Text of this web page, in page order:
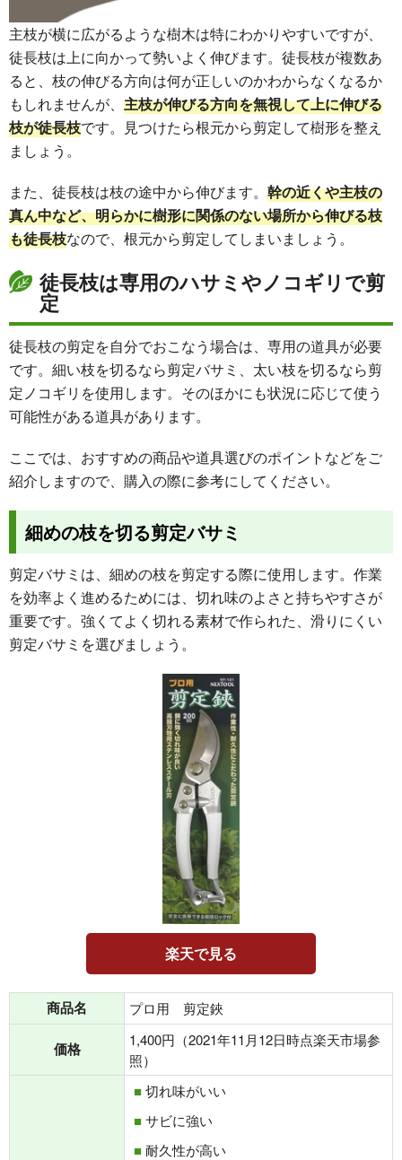
主枝が横に広がるような樹木は特にわかりやすいですが、
徒長枝は上に向かって勢いよく伸びます。徒長枝が複数あ
ると、枝の伸びる方向は何が正しいのかわからなくなるか
もしれませんが、 主枝が伸びる方向を無視して上に伸びる
枝が徒長枝です。見つけたら根元から剪定して樹形を整え
ましょう。
また、徒長枝は枝の途中から伸びます。 幹の近くや主枝の
真ん中など、明らかに樹形に関係のない場所から伸びる枝
も徒長枝なので、根元から剪定してしまいましょう。
徒長枝は専用のハサミやノコギリで剪
定
徒長枝の剪定を自分でおこなう場合は、専用の道具が必要
です。細い枝を切るなら剪定バサミ、太い枝を切るなら剪
定ノコギリを使用します。そのほかにも状況に応じて使う
可能性がある道具があります。
ここでは、おすすめの商品や道具選びのポイントなどをご
紹介しますので、購入の際に参考にしてください。
細めの枝を切る剪定バサミ
剪定バサミは、細めの枝を剪定する際に使用します。作業
を効率よく進めるためには、切れ味のよさと持ちやすさが
重要です。強くてよく切れる素材で作られた、滑りにくい
剪定バサミを選びましょう。
楽天で見る
商品名 プロ用 剪定鋏
価格
1,400円（2021年11月12日時点楽天市場参
照）
切れ味がいい
サビに強い
耐久性が高い